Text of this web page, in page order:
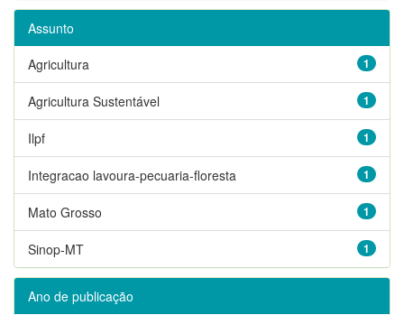
Assunto
1
Agricultura
1
Agricultura Sustentável
1
Ilpf
1
Integracao lavoura-pecuaria-floresta
1
Mato Grosso
1
Sinop-MT
Ano de publicação